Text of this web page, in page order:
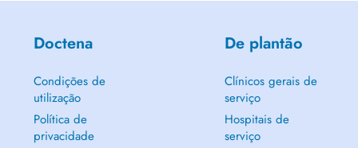
Doctena
Condições de
utilização
Política de
privacidade
De plantão
Clínicos gerais de
serviço
Hospitais de
serviço